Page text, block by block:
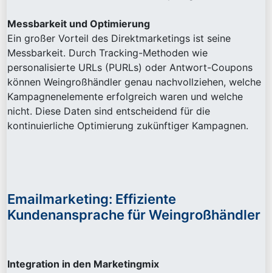
Messbarkeit und Optimierung
Ein großer Vorteil des Direktmarketings ist seine
Messbarkeit. Durch Tracking-Methoden wie
personalisierte URLs (PURLs) oder Antwort-Coupons
können Weingroßhändler genau nachvollziehen, welche
Kampagnenelemente erfolgreich waren und welche
nicht. Diese Daten sind entscheidend für die
kontinuierliche Optimierung zukünftiger Kampagnen.
Emailmarketing: Effiziente
Kundenansprache für Weingroßhändler
Integration in den Marketingmix